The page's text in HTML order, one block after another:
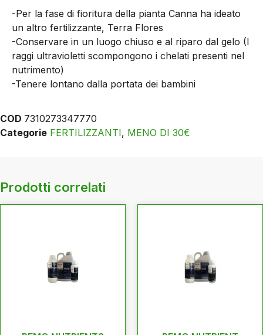
-Per la fase di fioritura della pianta Canna ha ideato
un altro fertilizzante, Terra Flores
-Conservare in un luogo chiuso e al riparo dal gelo (I
raggi ultravioletti scompongono i chelati presenti nel
nutrimento)
-Tenere lontano dalla portata dei bambini
COD 7310273347770
Categorie FERTILIZZANTI, MENO DI 30€
Prodotti correlati